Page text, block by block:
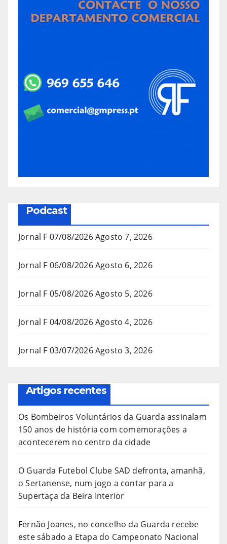
Podcast
Jornal F 07/08/2026Agosto 7, 2026
Jornal F 06/08/2026Agosto 6, 2026
Jornal F 05/08/2026Agosto 5, 2026
Jornal F 04/08/2026Agosto 4, 2026
Jornal F 03/07/2026Agosto 3, 2026
Artigos recentes
Os Bombeiros Voluntários da Guarda assinalam
150 anos de história com comemorações a
acontecerem no centro da cidade
O Guarda Futebol Clube SAD defronta, amanhã,
o Sertanense, num jogo a contar para a
Supertaça da Beira Interior
Fernão Joanes, no concelho da Guarda recebe
este sábado a Etapa do Campeonato Nacional